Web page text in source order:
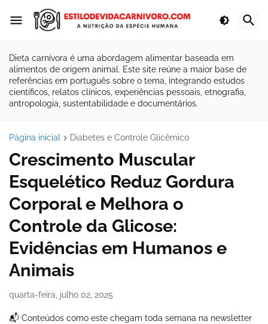
Dieta carnívora é uma abordagem alimentar baseada em
alimentos de origem animal. Este site reúne a maior base de
referências em português sobre o tema, integrando estudos
científicos, relatos clínicos, experiências pessoais, etnografia,
antropologia, sustentabilidade e documentários.
Página inicial Diabetes e Controle Glicêmico
Crescimento Muscular
Esquelético Reduz Gordura
Corporal e Melhora o
Controle da Glicose:
Evidências em Humanos e
Animais
quarta-feira, julho 02, 2025
📬 Conteúdos como este chegam toda semana na newsletter